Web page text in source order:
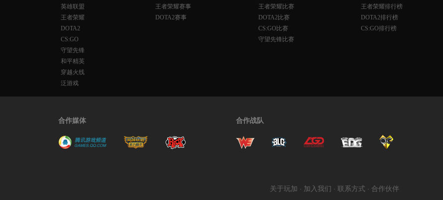
英雄联盟
王者荣耀
DOTA2
CS:GO
守望先锋
和平精英
穿越火线
泛游戏
王者荣耀赛事
DOTA2赛事
王者荣耀比赛
DOTA2比赛
CS:GO比赛
守望先锋比赛
王者荣耀排行榜
DOTA2排行榜
CS:GO排行榜
合作媒体 合作战队
关于玩加 · 加入我们 · 联系方式 · 合作伙伴